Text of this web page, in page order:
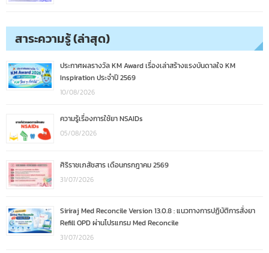
สาระความรู้ (ล่าสุด)
ประกาศผลรางวัล KM Award เรื่องเล่าสร้างแรงบันดาลใจ KM
Inspiration ประจำปี 2569
10/08/2026
ความรู้เรื่องการใช้ยา NSAIDs
05/08/2026
ศิริราชเภสัชสาร เดือนกรกฎาคม 2569
31/07/2026
Siriraj Med Reconcile Version 13.0.8 : แนวทางการปฏิบัติการสั่งยา
Refill OPD ผ่านโปรแกรม Med Reconcile
31/07/2026